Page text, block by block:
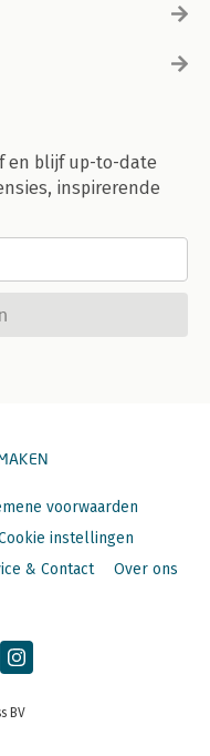
en blijf up-to-date
inspirerende
voorwaarden
instellingen
& Contact Over ons
BV